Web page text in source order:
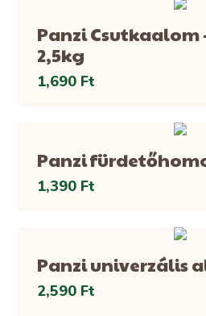
Panzi Csutkaalom
2,5kg
1,690 Ft
Panzi
1,390 Ft
Panzi univerzális
2,590 Ft